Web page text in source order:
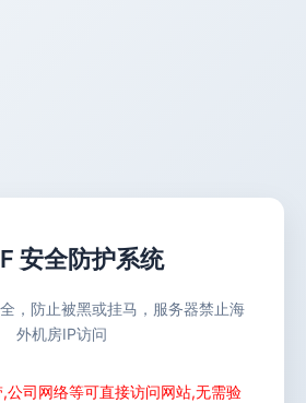
安全防护系统
，防止被黑或挂马，服务器禁止海
外机房IP访问
公司网络等可直接访问网站,无需验